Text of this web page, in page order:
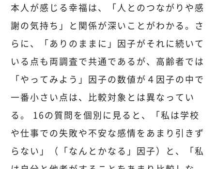
本人が感じる幸福は、「人とのつながりや感
謝の気持ち」と関係が深いことがわかる。さ
らに、「ありのままに」因子がそれに続いて
いる点も両調査で共通であるが、高齢者では
「やってみよう」因子の数値が４因子の中で
一番小さい点は、比較対象とは異なってい
る。 16の質問を個別に見ると、「私は学校
や仕事での失敗や不安な感情をあまり引きず
らない」（「なんとかなる」因子）と、「私